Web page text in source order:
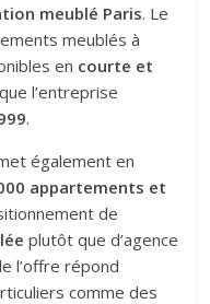
meublé Paris. Le
meublés à
en courte et
l’entreprise
.
également en
appartements et
de
plutôt que d’agence
l’offre répond
comme des